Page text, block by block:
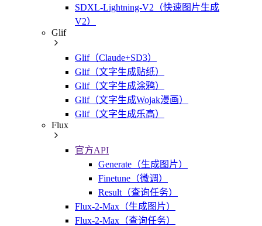
SDXL-Lightning-V2（快速图片生成
V2）
Glif
Glif（Claude+SD3）
Glif（文字生成贴纸）
Glif（文字生成涂鸦）
Glif（文字生成Wojak漫画）
Glif（文字生成乐高）
Flux
官方API
Generate（生成图片）
Finetune（微调）
Result（查询任务）
Flux-2-Max（生成图片）
Flux-2-Max（查询任务）